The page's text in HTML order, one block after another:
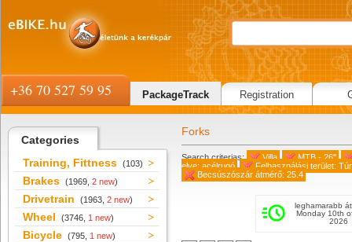
Categories
Training, Fittness (103)
Brakes (1969, 2 new)
Drivetrain (1963, 2 new)
Wheel (3746, 1 new)
Bicycle (795, 1 new)
Forks
Search criterias: Villa
MTB - 26"
elve: acélrugó
Felhasználási terület:
Becsúszószár átmérő: 25.4
leghamarabb
Monday 10th
2026
+36 70 527 59 95 PackageTrack Registration